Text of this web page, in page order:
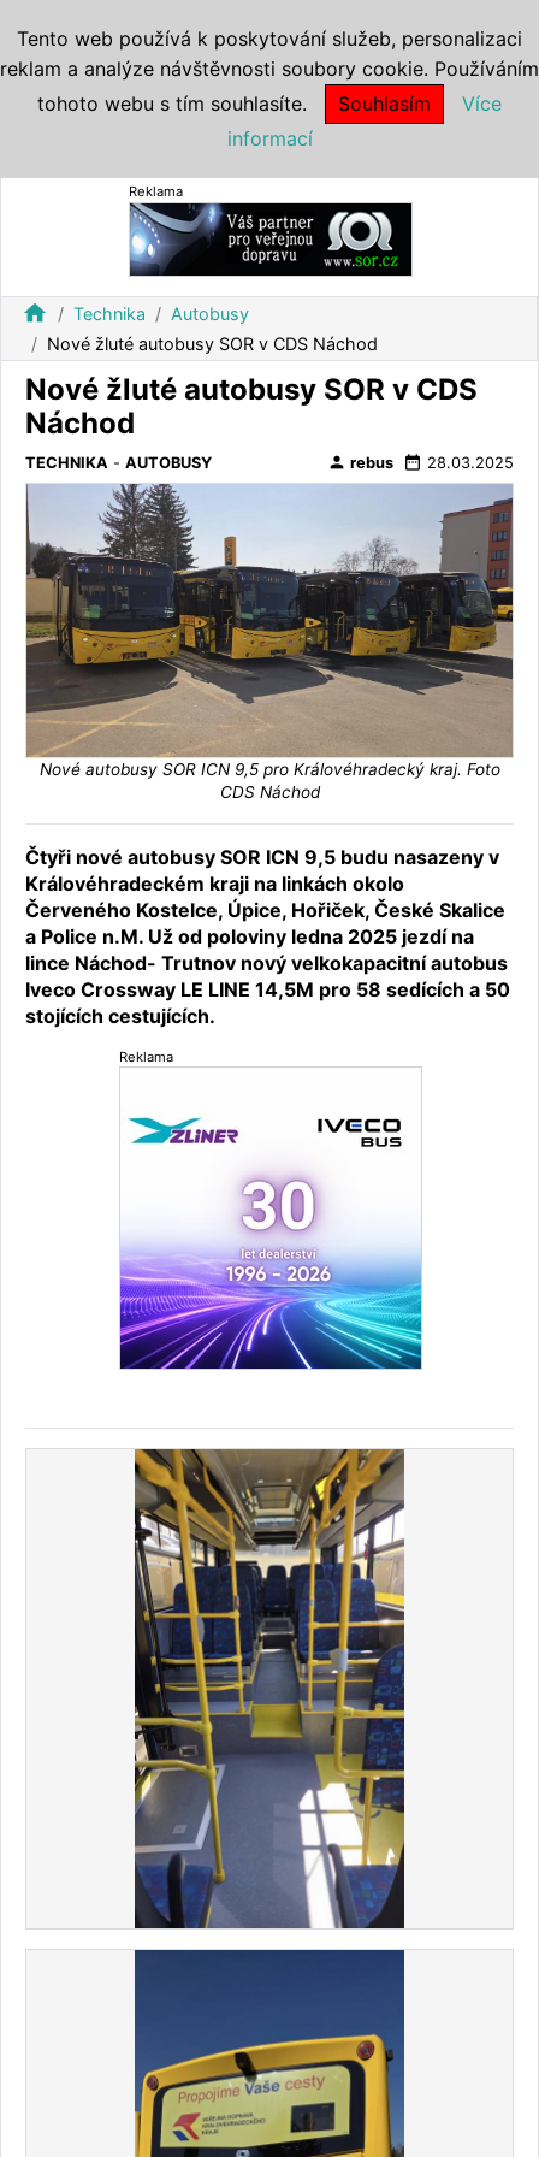
Reklama
home Technika
Autobusy
Nové žluté autobusy SOR v CDS Náchod
Nové žluté autobusy SOR v CDS
Náchod
TECHNIKA - AUTOBUSY person rebus date_range 28.03.2025
Nové autobusy SOR ICN 9,5 pro Královéhradecký kraj. Foto
CDS Náchod
Čtyři nové autobusy SOR ICN 9,5 budu nasazeny v
Královéhradeckém kraji na linkách okolo
Červeného Kostelce, Úpice, Hořiček, České Skalice
a Police n.M. Už od poloviny ledna 2025 jezdí na
lince Náchod- Trutnov nový velkokapacitní autobus
Iveco Crossway LE LINE 14,5M pro 58 sedících a 50
stojících cestujících.
Reklama
Tento web používá k poskytování služeb, personalizaci
reklam a analýze návštěvnosti soubory cookie. Používáním
tohoto webu s tím souhlasíte.
Souhlasím
Více
informací